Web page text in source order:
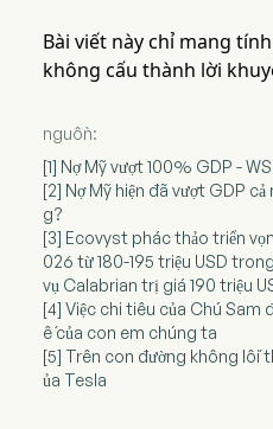
Bài viết này chỉ mang
không cấu thành lời
nguồn:
[1] Nợ Mỹ vượt 100% GDP -
[2] Nợ Mỹ hiện đã vượt GDP
g?
[3] Ecovyst phác thảo triển
026 từ 180-195 triệu USD
vụ Calabrian trị giá 190 triệu
[4] Việc chi tiêu của Chú Sam
ế của con em chúng ta
[5] Trên con đường không lối
ủa Tesla